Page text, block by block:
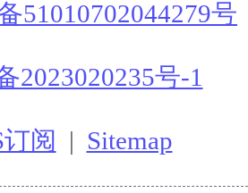
51010702044279号
2023020235号-1
订阅 | Sitemap